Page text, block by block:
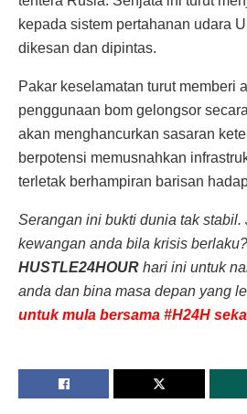
kepada sistem pertahanan udara
dikesan dan dipintas.
Pakar keselamatan turut memberi
penggunaan bom gelongsor
akan menghancurkan sasaran
berpotensi memusnahkan
terletak berhampiran barisan
Serangan ini bukti dunia tak stabil.
kewangan anda bila krisis
HUSTLE24HOUR hari ini untuk
anda dan bina masa depan yang
untuk mula bersama #H24H